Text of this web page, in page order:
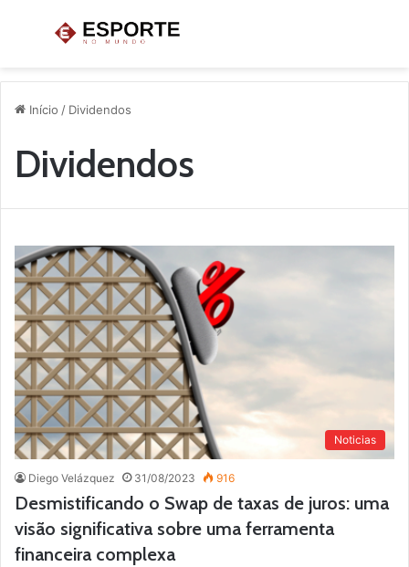
Menu
Início / Dividendos
Dividendos
Noticias
Diego Velázquez 31/08/2023 916
Desmistificando o Swap de taxas de juros: uma
visão significativa sobre uma ferramenta
financeira complexa